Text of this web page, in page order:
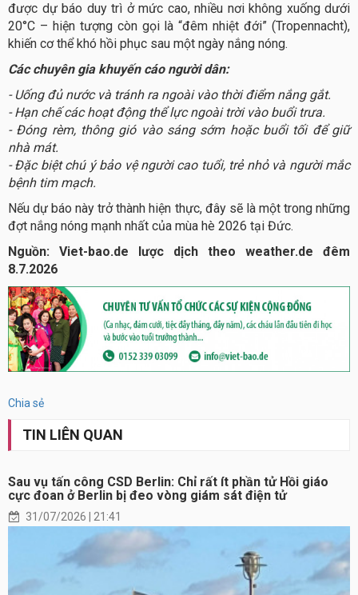
được dự báo duy trì ở mức cao, nhiều nơi không xuống dưới
20°C – hiện tượng còn gọi là “đêm nhiệt đới” (Tropennacht),
khiến cơ thể khó hồi phục sau một ngày nắng nóng.
Các chuyên gia khuyến cáo người dân:
- Uống đủ nước và tránh ra ngoài vào thời điểm nắng gắt.
- Hạn chế các hoạt động thể lực ngoài trời vào buổi trưa.
- Đóng rèm, thông gió vào sáng sớm hoặc buổi tối để giữ
nhà mát.
- Đặc biệt chú ý bảo vệ người cao tuổi, trẻ nhỏ và người mắc
bệnh tim mạch.
Nếu dự báo này trở thành hiện thực, đây sẽ là một trong những
đợt nắng nóng mạnh nhất của mùa hè 2026 tại Đức.
Nguồn: Viet-bao.de lược dịch theo weather.de đêm
8.7.2026
Chia sẻ
TIN LIÊN QUAN
Sau vụ tấn công CSD Berlin: Chỉ rất ít phần tử Hồi giáo
cực đoan ở Berlin bị đeo vòng giám sát điện tử
31/07/2026 | 21:41